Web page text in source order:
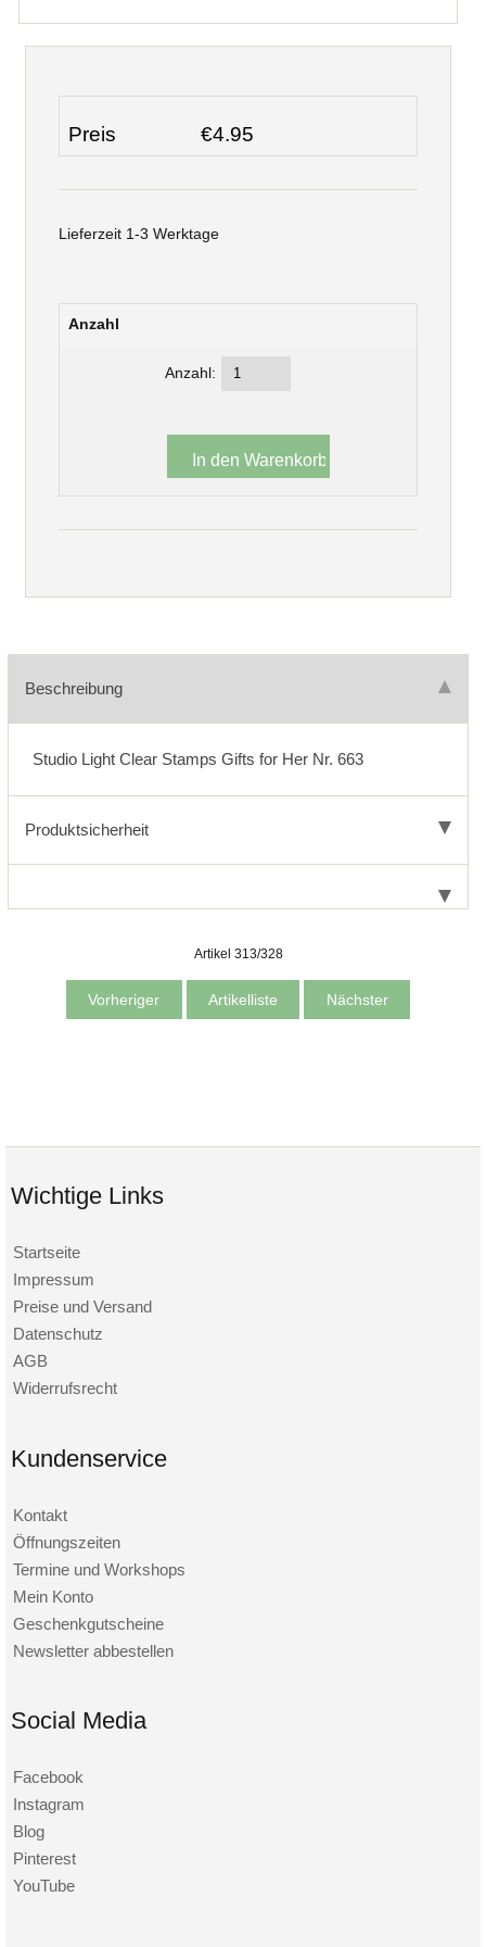
Preis €4.95
Lieferzeit 1-3 Werktage
Anzahl
Anzahl:
Beschreibung
Studio Light Clear Stamps Gifts for Her Nr. 663
Produktsicherheit
Artikel 313/328
Vorheriger Artikelliste Nächster
Wichtige Links
Startseite
Impressum
Preise und Versand
Datenschutz
AGB
Widerrufsrecht
Kundenservice
Kontakt
Öffnungszeiten
Termine und Workshops
Mein Konto
Geschenkgutscheine
Newsletter abbestellen
Social Media
Facebook
Instagram
Blog
Pinterest
YouTube